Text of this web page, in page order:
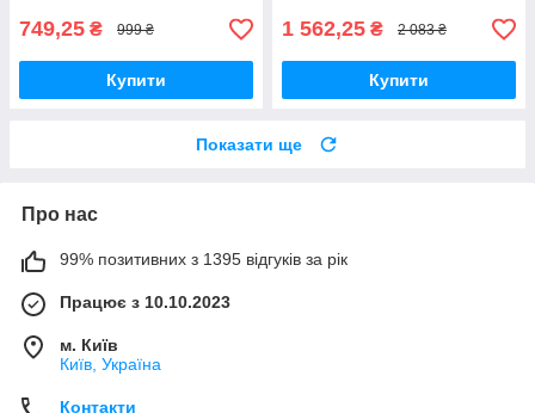
749,25 ₴ 999 ₴
Купити
1 562,25 ₴ 2 083 ₴
Купити
Показати ще
Про нас
99% позитивних з 1395 відгуків за рік
Працює з 10.10.2023
м. Київ
Київ, Україна
Контакти